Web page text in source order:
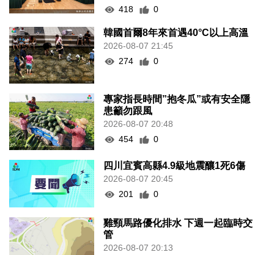
418
0
韓國首爾8年來首遇40°C以上高溫
2026-08-07 21:45
274
0
專家指長時間”抱冬瓜”或有安全隱
患籲勿跟風
2026-08-07 20:48
454
0
四川宜賓高縣4.9級地震釀1死6傷
2026-08-07 20:45
201
0
雞頸馬路優化排水 下週一起臨時交
管
2026-08-07 20:13